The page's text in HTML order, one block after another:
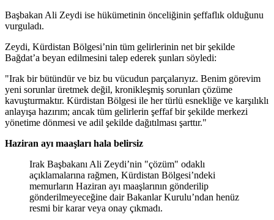
Başbakan Ali Zeydi ise hükümetinin önceliğinin şeffaflık olduğunu
vurguladı.
Zeydi, Kürdistan Bölgesi’nin tüm gelirlerinin net bir şekilde
Bağdat’a beyan edilmesini talep ederek şunları söyledi:
"Irak bir bütündür ve biz bu vücudun parçalarıyız. Benim görevim
yeni sorunlar üretmek değil, kronikleşmiş sorunları çözüme
kavuşturmaktır. Kürdistan Bölgesi ile her türlü esnekliğe ve karşılıklı
anlayışa hazırım; ancak tüm gelirlerin şeffaf bir şekilde merkezi
yönetime dönmesi ve adil şekilde dağıtılması şarttır."
Haziran ayı maaşları hala belirsiz
Irak Başbakanı Ali Zeydi’nin "çözüm" odaklı
açıklamalarına rağmen, Kürdistan Bölgesi’ndeki
memurların Haziran ayı maaşlarının gönderilip
gönderilmeyeceğine dair Bakanlar Kurulu’ndan henüz
resmi bir karar veya onay çıkmadı.